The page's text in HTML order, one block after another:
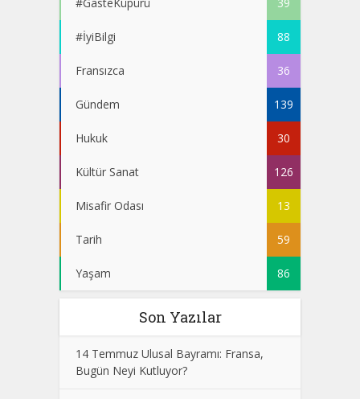
#İyiBilgi 88
Fransızca 36
Gündem 139
Hukuk 30
Kültür Sanat 126
Misafir Odası 13
Tarih 59
Yaşam 86
Son Yazılar
14 Temmuz Ulusal Bayramı: Fransa,
Bugün Neyi Kutluyor?